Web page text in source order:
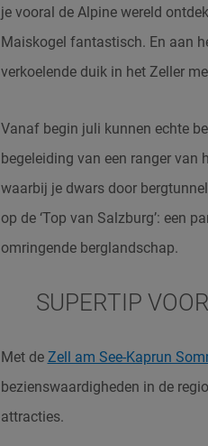
je vooral de Alpine wereld
Maiskogel fantastisch. En aan
verkoelende duik in het Zeller
Vanaf begin juli kunnen echte
begeleiding van een ranger van
waarbij je dwars door
op de ‘Top van Salzburg’: een
omringende berglandschap.
SUPERTIP
Met de Zell am See-Kaprun
bezienswaardigheden in de
attracties.